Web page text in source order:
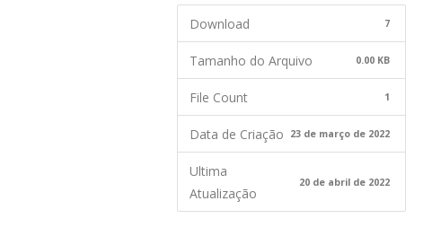
Download 7
Tamanho do Arquivo 0.00 KB
File Count 1
Data de Criação 23 de março de 2022
Ultima
Atualização
20 de abril de 2022